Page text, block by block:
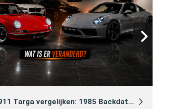
vergelijken: 1985 Backdate vs 2021 Heritage Edition